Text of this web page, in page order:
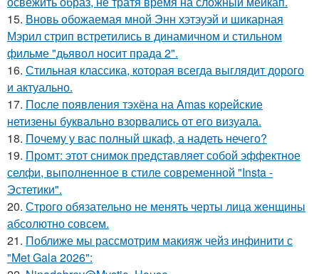
15. Вновь обожаемая мной Энн хэтэуэй и шикарная
Мэрил стрип встретились в динамичном и стильном
фильме "дьявол носит прада 2".
16. Стильная классика, которая всегда выглядит дорого
и актуально.
17. После появления тэхёна на Amas корейские
нетизены буквально взорвались от его визуала.
18. Почему у вас полный шкаф, а надеть нечего?
19. Промт: этот снимок представляет собой эффектное
селфи, выполненное в стиле современной "Insta -
Эстетики".
20. Строго обязательно не менять черты лица женщины
абсолютно совсем.
21. Поближе мы рассмотрим макияж чейз инфинити с
"Met Gala 2026":